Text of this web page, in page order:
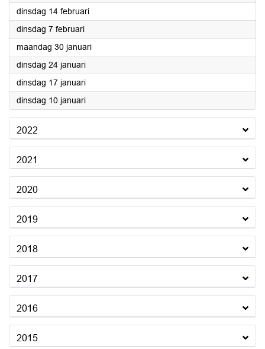
dinsdag 14 februari2023
dinsdag 7 februari2023
maandag 30 januari2023
dinsdag 24 januari2023
dinsdag 17 januari2023
dinsdag 10 januari2023
2022
2021
2020
2019
2018
2017
2016
2015